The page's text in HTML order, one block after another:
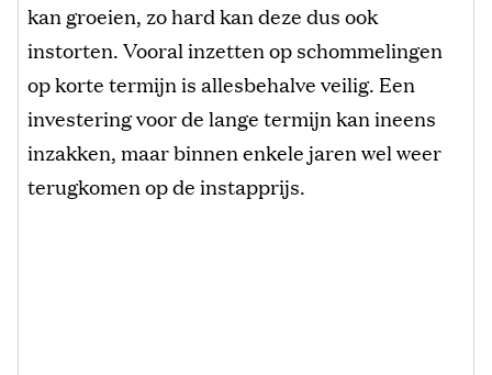
kan groeien, zo hard kan deze dus ook
instorten. Vooral inzetten op schommelingen
op korte termijn is allesbehalve veilig. Een
investering voor de lange termijn kan ineens
inzakken, maar binnen enkele jaren wel weer
terugkomen op de instapprijs.